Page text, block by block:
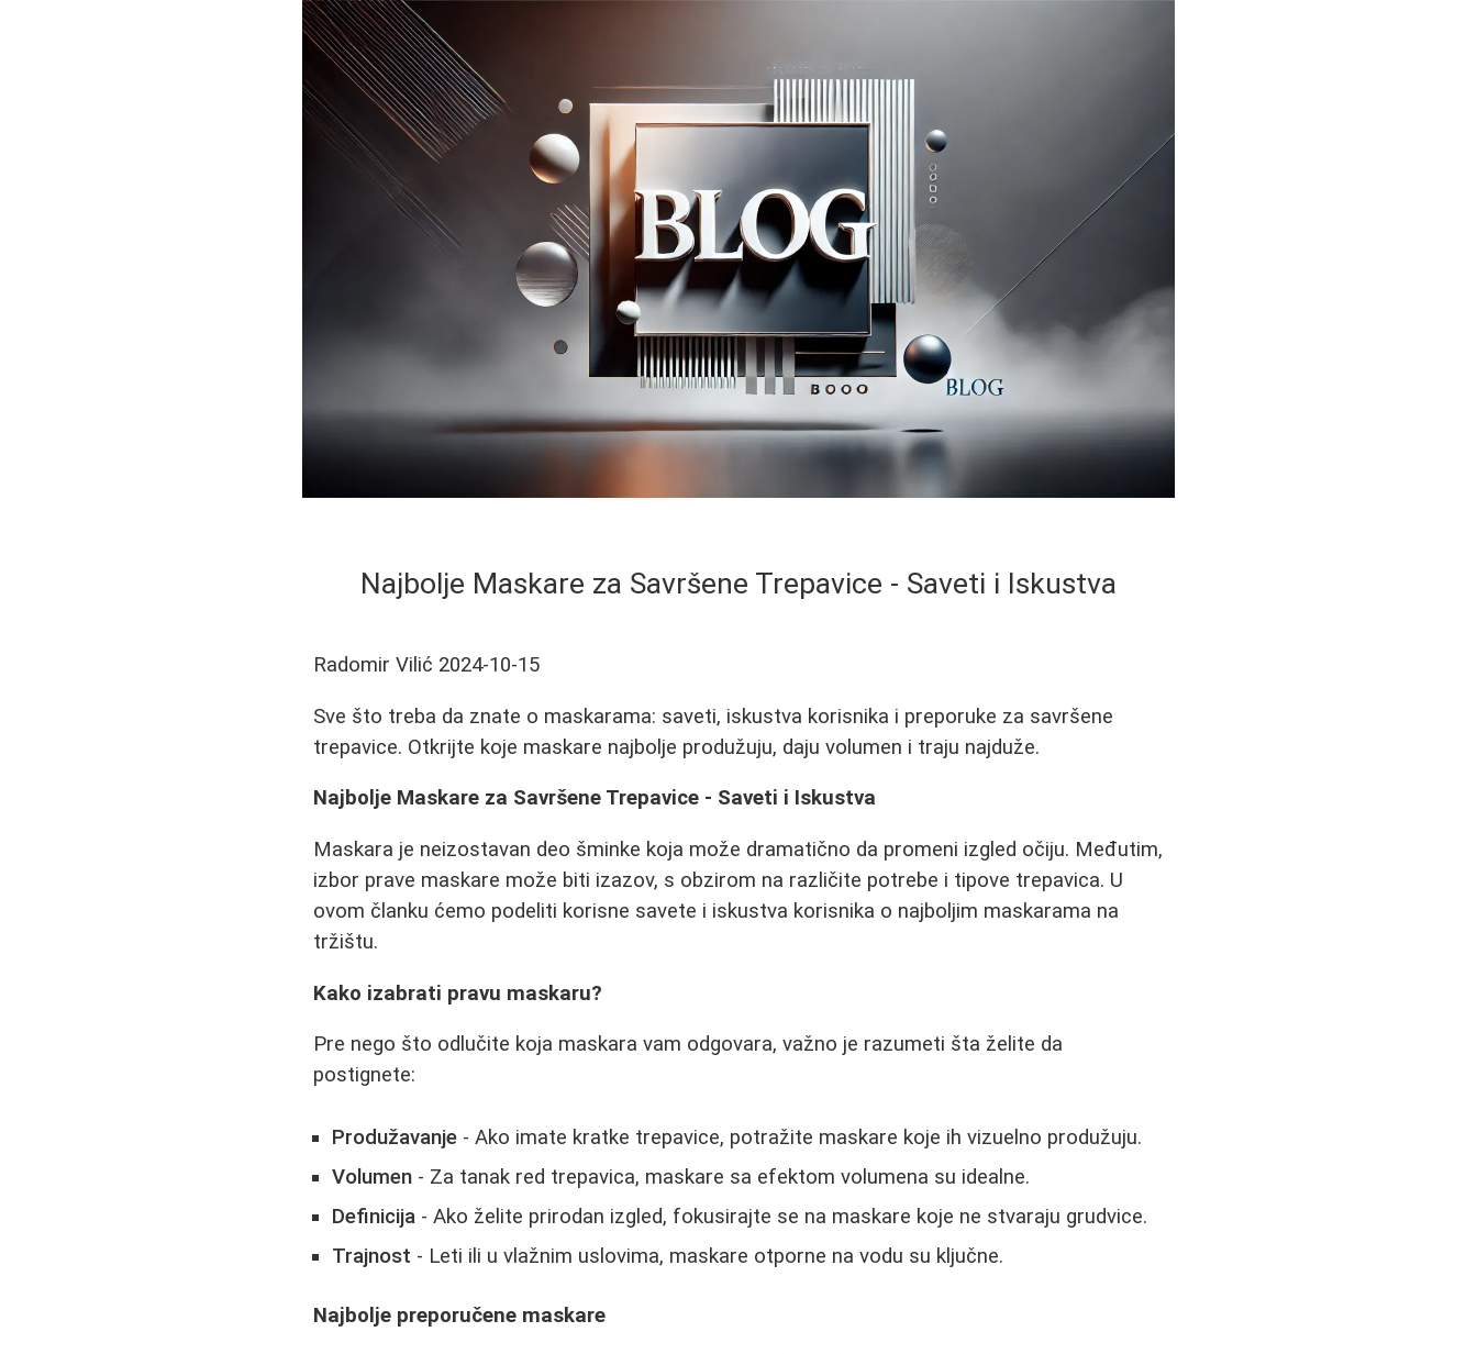
Najbolje Maskare za Savršene Trepavice - Saveti i Iskustva
Radomir Vilić 2024-10-15
Sve što treba da znate o maskarama: saveti, iskustva korisnika i preporuke za savršene
trepavice. Otkrijte koje maskare najbolje produžuju, daju volumen i traju najduže.
Najbolje Maskare za Savršene Trepavice - Saveti i Iskustva
Maskara je neizostavan deo šminke koja može dramatično da promeni izgled očiju. Međutim,
izbor prave maskare može biti izazov, s obzirom na različite potrebe i tipove trepavica. U
ovom članku ćemo podeliti korisne savete i iskustva korisnika o najboljim maskarama na
tržištu.
Kako izabrati pravu maskaru?
Pre nego što odlučite koja maskara vam odgovara, važno je razumeti šta želite da
postignete:
Produžavanje - Ako imate kratke trepavice, potražite maskare koje ih vizuelno produžuju.
Volumen - Za tanak red trepavica, maskare sa efektom volumena su idealne.
Definicija - Ako želite prirodan izgled, fokusirajte se na maskare koje ne stvaraju grudvice.
Trajnost - Leti ili u vlažnim uslovima, maskare otporne na vodu su ključne.
Najbolje preporučene maskare